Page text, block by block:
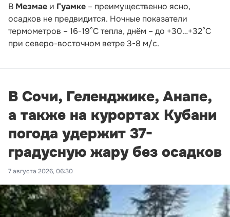
В Мезмае и Гуамке – преимущественно ясно,
осадков не предвидится. Ночные показатели
термометров – 16-19°С тепла, днём – до +30…+32°С
при северо-восточном ветре 3-8 м/с.
В Сочи, Геленджике, Анапе,
а также на курортах Кубани
погода удержит 37-
градусную жару без осадков
7 августа 2026, 06:30